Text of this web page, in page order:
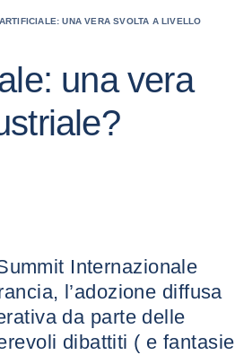
UNA VERA SVOLTA A LIVELLO
una vera
Internazionale
l’adozione diffusa
da parte delle
dibattiti ( e fantasie